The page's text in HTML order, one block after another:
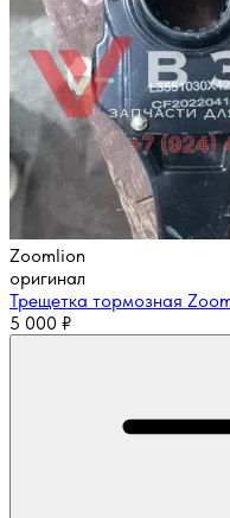
Zoomlion
оригинал
Трещетка тормозная
5 000 ₽